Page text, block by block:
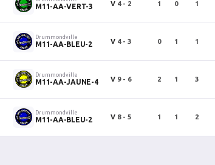
M11-AA-VERT-3 V 4 - 2 1 0 1
Drummondville
M11-AA-BLEU-2 V 4 - 3 0 1 1
Drummondville
M11-AA-JAUNE-4 V 9 - 6 2 1 3
Drummondville
M11-AA-BLEU-2 V 8 - 5 1 1 2